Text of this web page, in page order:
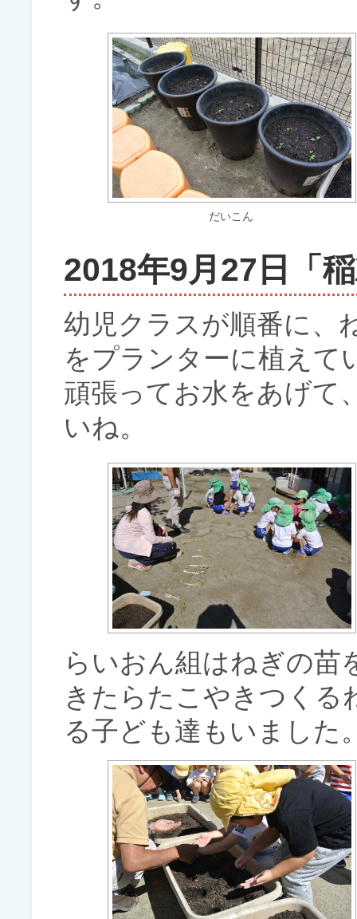
だいこん
2018年9月27日「
幼児クラスが順番に、
をプランターに植えて
頑張ってお水をあげて
いね。
らいおん組はねぎの苗
きたらたこやきつくる
る子ども達もいました